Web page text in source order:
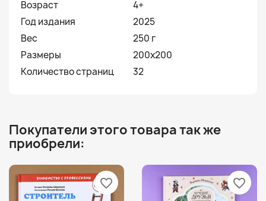
Возраст
4+
Год издания
2025
Вес
250 г
Размеры
200x200
Количество страниц
32
Покупатели этого товара так же
приобрели:
favorite_border favorite_border